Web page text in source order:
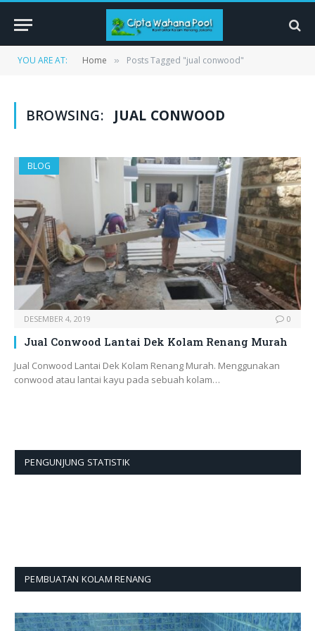
YOU ARE AT: Home » Posts Tagged "jual conwood"
BROWSING: JUAL CONWOOD
BLOG
DESEMBER 4, 2019 0
Jual Conwood Lantai Dek Kolam Renang Murah
Jual Conwood Lantai Dek Kolam Renang Murah. Menggunakan
conwood atau lantai kayu pada sebuah kolam…
PENGUNJUNG STATISTIK
PEMBUATAN KOLAM RENANG
Pemutar